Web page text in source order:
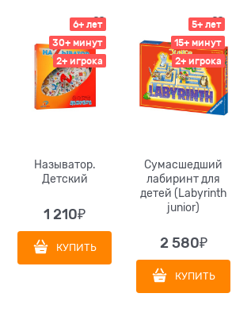
6+ лет
30+ минут
2+ игрока
Называтор.
Детский
1 210₽
КУПИТЬ
5+ лет
15+ минут
2+ игрока
Сумасшедший
лабиринт для
детей (Labyrinth
junior)
2 580₽
КУПИТЬ